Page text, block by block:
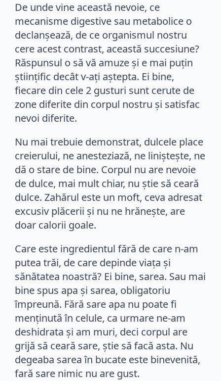
De unde vine această nevoie, ce
mecanisme digestive sau metabolice o
declanșează, de ce organismul nostru
cere acest contrast, această succesiune?
Răspunsul o să vă amuze și e mai puțin
științific decât v-ați aștepta. Ei bine,
fiecare din cele 2 gusturi sunt cerute de
zone diferite din corpul nostru și satisfac
nevoi diferite.
Nu mai trebuie demonstrat, dulcele place
creierului, ne anesteziază, ne liniștește, ne
dă o stare de bine. Corpul nu are nevoie
de dulce, mai mult chiar, nu știe să ceară
dulce. Zahărul este un moft, ceva adresat
excusiv plăcerii și nu ne hrănește, are
doar calorii goale.
Care este ingredientul fără de care n-am
putea trăi, de care depinde viața și
sănătatea noastră? Ei bine, sarea. Sau mai
bine spus apa și sarea, obligatoriu
împreună. Fără sare apa nu poate fi
menținută în celule, ca urmare ne-am
deshidrata și am muri, deci corpul are
grijă să ceară sare, știe să facă asta. Nu
degeaba sarea în bucate este binevenită,
fară sare nimic nu are gust.